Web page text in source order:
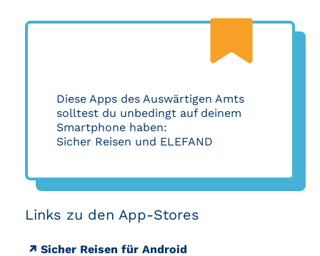
Diese Apps des Auswärtigen Amts
solltest du unbedingt auf deinem
Smartphone haben:
Sicher Reisen und ELEFAND
Links zu den App-Stores
Sicher Reisen für Android